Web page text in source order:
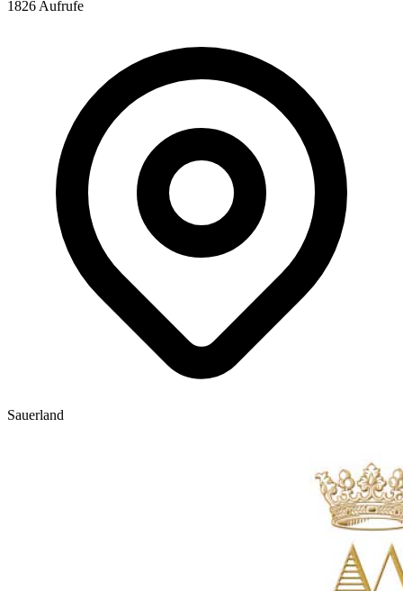
1826 Aufrufe
Sauerland